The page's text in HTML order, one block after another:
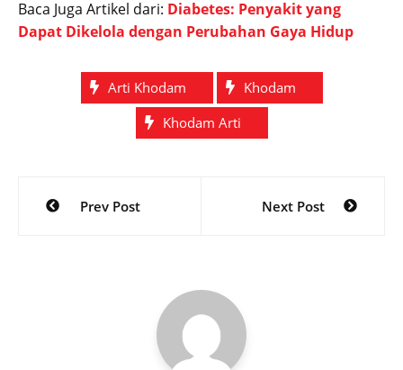
Baca Juga Artikel dari: Diabetes: Penyakit yang
Dapat Dikelola dengan Perubahan Gaya Hidup
Arti Khodam
Khodam
Khodam Arti
navigation
Prev Post Next Post